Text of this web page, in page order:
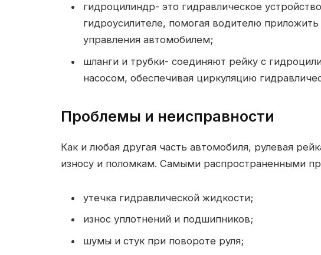
гидроцилиндр- это гидравлическое
гидроусилителе, помогая водителю
управления автомобилем;
шланги и трубки- соединяют рейку с
насосом, обеспечивая циркуляцию
Проблемы и неисправности
Как и любая другая часть автомобиля, рулевая
износу и поломкам. Самыми распространенными
утечка гидравлической жидкости;
износ уплотнений и подшипников;
шумы и стук при повороте руля;